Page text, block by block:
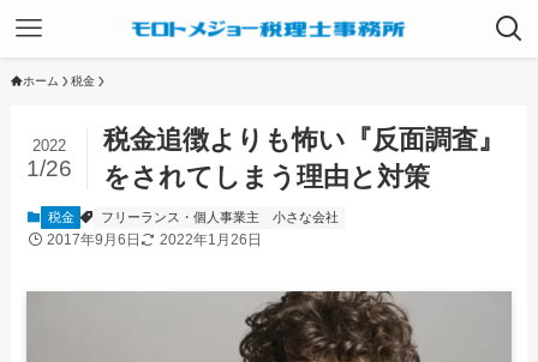
ホーム 税金
税金追徴よりも怖い『反面調査』
をされてしまう理由と対策
2022
1/26
税金 フリーランス・個人事業主 小さな会社
2017年9月6日 2022年1月26日